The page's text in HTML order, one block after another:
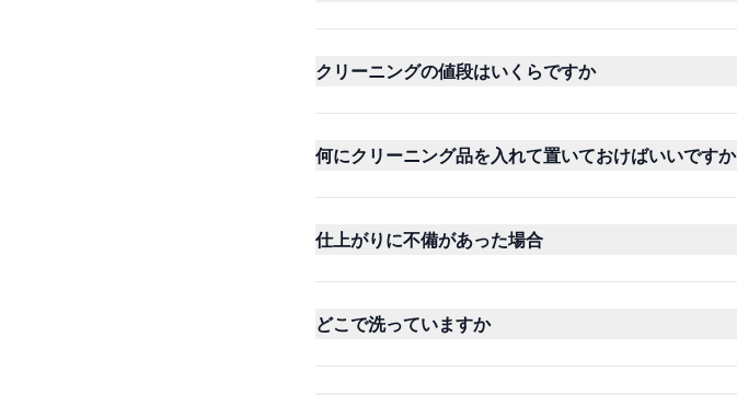
クリーニングの値段はいくらですか
何にクリーニング品を入れて置いておけばいいですか
仕上がりに不備があった場合
どこで洗っていますか